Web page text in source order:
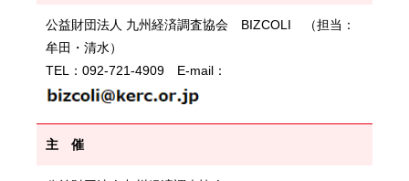
公益財団法人 九州経済調査協会 BIZCOLI （担当：
牟田・清水）
TEL：092-721-4909 E-mail：
主 催